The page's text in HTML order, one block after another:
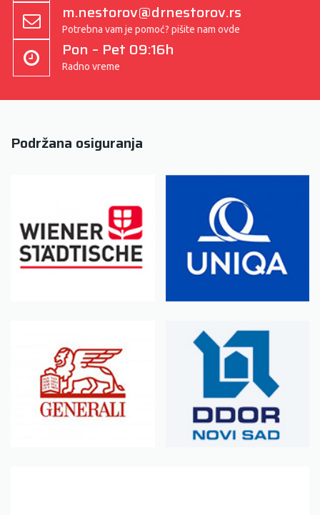
m.nestorov@drnestorov.rs
Potrebna vam je pomoć? pišite nam ovde
Pon – Pet 09:16h
Radno vreme
Podržana osiguranja